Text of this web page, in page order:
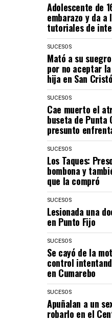
Adolescente de
embarazo y da a
tutoriales de
SUCESOS
Mató a su
por no aceptar
hija en San
SUCESOS
Cae muerto el
buseta de Punta
presunto
SUCESOS
Los Taques:
bombona y
que la compró
SUCESOS
Lesionada una
en Punto Fijo
SUCESOS
Se cayó de la
control
en Cumarebo
SUCESOS
Apuñalan a un
robarlo en el